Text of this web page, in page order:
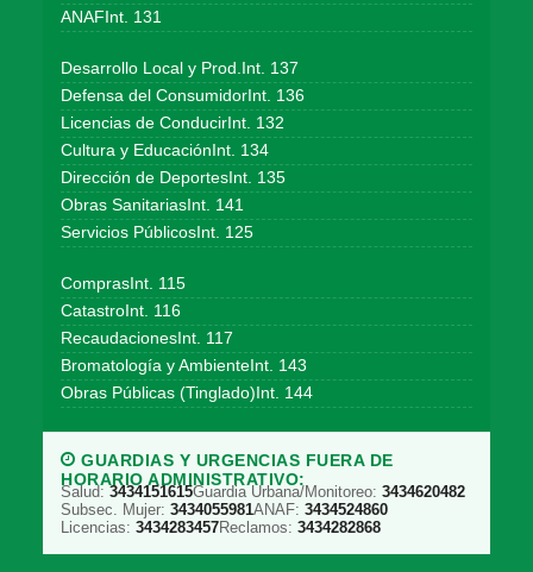
ANAFInt. 131
Desarrollo Local y Prod.Int. 137
Defensa del ConsumidorInt. 136
Licencias de ConducirInt. 132
Cultura y EducaciónInt. 134
Dirección de DeportesInt. 135
Obras SanitariasInt. 141
Servicios PúblicosInt. 125
ComprasInt. 115
CatastroInt. 116
RecaudacionesInt. 117
Bromatología y AmbienteInt. 143
Obras Públicas (Tinglado)Int. 144
GUARDIAS Y URGENCIAS FUERA DE
HORARIO ADMINISTRATIVO:
Salud: 3434151615Guardia Urbana/Monitoreo: 3434620482
Subsec. Mujer: 3434055981ANAF: 3434524860
Licencias: 3434283457Reclamos: 3434282868